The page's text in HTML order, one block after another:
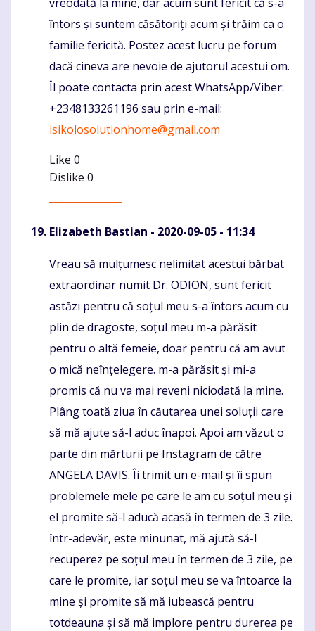
întors și suntem căsătoriți acum și trăim ca o
familie fericită. Postez acest lucru pe forum
dacă cineva are nevoie de ajutorul acestui om.
Îl poate contacta prin acest WhatsApp/Viber:
+2348133261196 sau prin e-mail:
isikolosolutionhome@gmail.com
Like 0
Dislike 0
Elizabeth Bastian - 2020-09-05 - 11:34
Komentaras
Vreau să mulțumesc nelimitat acestui bărbat
extraordinar numit Dr. ODION, sunt fericit
astăzi pentru că soțul meu s-a întors acum cu
plin de dragoste, soțul meu m-a părăsit
pentru o altă femeie, doar pentru că am avut
o mică neînțelegere. m-a părăsit și mi-a
promis că nu va mai reveni niciodată la mine.
Plâng toată ziua în căutarea unei soluții care
să mă ajute să-l aduc înapoi. Apoi am văzut o
parte din mărturii pe Instagram de către
ANGELA DAVIS. Îi trimit un e-mail și îi spun
problemele mele pe care le am cu soțul meu și
el promite să-l aducă acasă în termen de 3 zile.
într-adevăr, este minunat, mă ajută să-l
recuperez pe soțul meu în termen de 3 zile, pe
care le promite, iar soțul meu se va întoarce la
mine și promite să mă iubească pentru
totdeauna și să mă implore pentru durerea pe